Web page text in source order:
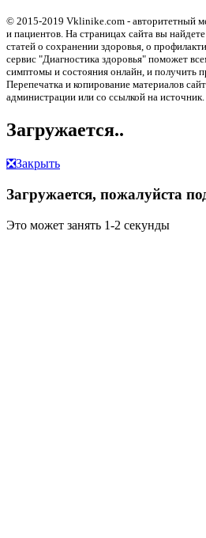
© 2015-2019 Vklinike.com - авторитетный
и пациентов. На страницах сайта вы
статей о сохранении здоровья, о
сервис "Диагностика здоровья" поможет
симптомы и состояния онлайн, и получить
Перепечатка и копирование материалов
администрации или со ссылкой на источник.
Загружается..
❎Закрыть
Загружается, пожалуйста
Это может занять 1-2 секунды